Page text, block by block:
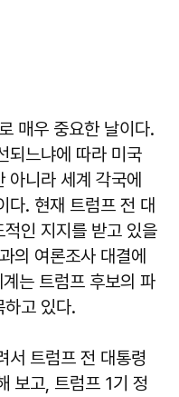
매우 중요한 날이다.
되느냐에 따라 미국
아니라 세계 각국에
다. 현재 트럼프 전 대
인 지지를 받고 있을
의 여론조사 대결에
는 트럼프 후보의 파
고 있다.
서 트럼프 전 대통령
보고, 트럼프 1기 정